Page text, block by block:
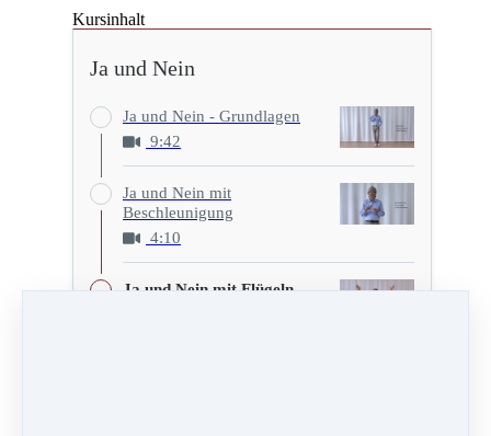
Kursinhalt
Ja und Nein
Ja und Nein - Grundlagen
9:42
Ja und Nein mit
Beschleunigung
4:10
Ja und Nein mit Flügeln